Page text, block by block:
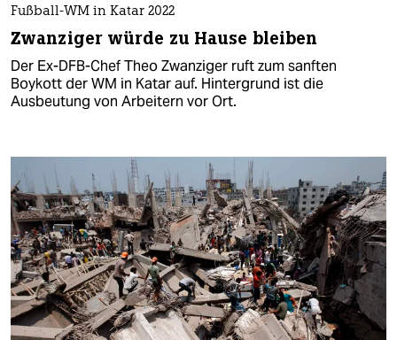
Fußball-WM in Katar 2022
Zwanziger würde zu Hause bleiben
Der Ex-DFB-Chef Theo Zwanziger ruft zum sanften
Boykott der WM in Katar auf. Hintergrund ist die
Ausbeutung von Arbeitern vor Ort.